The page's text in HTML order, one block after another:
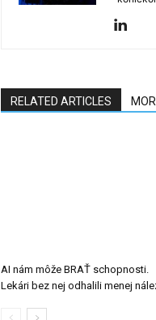
RELATED ARTICLES
AI nám môže BRAŤ schopnosti.
Lekári bez nej odhalili menej